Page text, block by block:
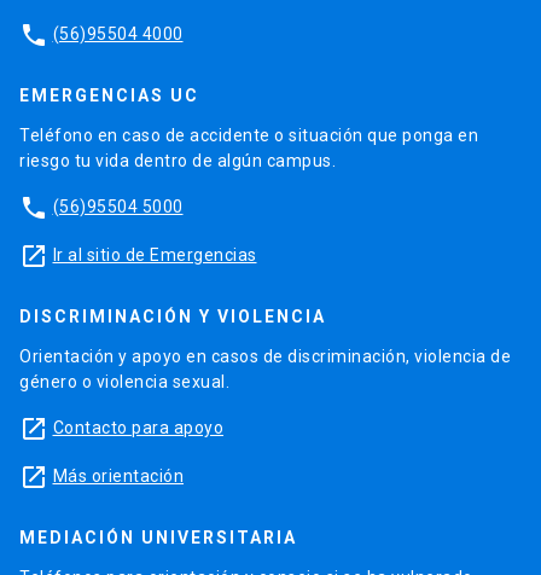
phone (56)95504 4000
EMERGENCIAS UC
Teléfono en caso de accidente o situación que ponga en
riesgo tu vida dentro de algún campus.
phone (56)95504 5000
launch Ir al sitio de Emergencias
DISCRIMINACIÓN Y VIOLENCIA
Orientación y apoyo en casos de discriminación, violencia de
género o violencia sexual.
launch Contacto para apoyo
launch Más orientación
MEDIACIÓN UNIVERSITARIA